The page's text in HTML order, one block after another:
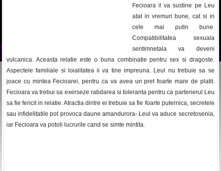
Fecioara il va sustine pe Leu
atat in vremuri bune, cat si in
cele mai putin bune.
Compatibilitatea sexuala
sentimnetala va deveni
vulcanica. Aceasta relatie este o buna combinatie pentru sex si dragoste.
Aspectele familiale si loialitatea ii va tine impreuna. Leul nu trebuie sa se
joace cu mintea Fecioarei, pentru ca va avea un pret foarte mare de platit.
Fecioara va trebui sa exerseze rabdarea si toleranta pentru ca partenerul Leu
sa fie fericit in relatie. Atractia dintre ei trebuie sa fie foarte puternica, secretele
sau infidelitatile pot provoca daune amandurora- Leul va aduce secretosenia,
iar Fecioara va potoli lucrurile cand se simte mintita.